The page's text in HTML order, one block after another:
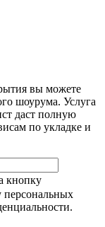
вы можете
шоурума. Услуга
даст полную
по укладке и
кнопку
персональных